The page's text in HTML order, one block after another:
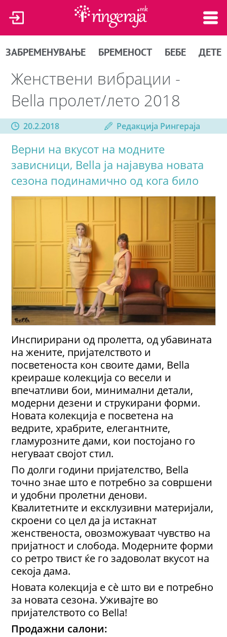
ЗАБРЕМЕНУВАЊЕ БРЕМЕНОСТ БЕБЕ ДЕТЕ
Женствени вибрации -
Bella пролет/лето 2018
20.2.2018 Редакција Рингераја
Верни на вкусот на модните
зависници, Bella ја најавува новата
сезона подинамично од кога било
Инспирирани од пролетта, од убавината
на жените, пријателството и
посветеноста кон своите дами, Bella
креираше колекција со весели и
впечатливи бои, минимални детали,
модерни дезени и струкирани форми.
Новата колекција е посветена на
ведрите, храбрите, елегантните,
гламурозните дами, кои постојано го
негуваат својот стил.
По долги години пријателство, Bella
точно знае што е потребно за совршени
и удобни пролетни денови.
Квалитетните и ексклузивни материјали,
скроени со цел да ја истакнат
женственоста, овозможуваат чувство на
пријатност и слобода. Модерните форми
со ретро твист ќе го задоволат вкусот на
секоја дама.
Новата колекција е сè што ви е потребно
за новата сезона. Уживајте во
пријателството со Bella!
Продажни салони: